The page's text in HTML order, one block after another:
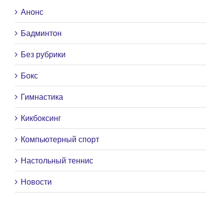
Анонс
Бадминтон
Без рубрики
Бокс
Гимнастика
Кикбоксинг
Компьютерный спорт
Настольный теннис
Новости